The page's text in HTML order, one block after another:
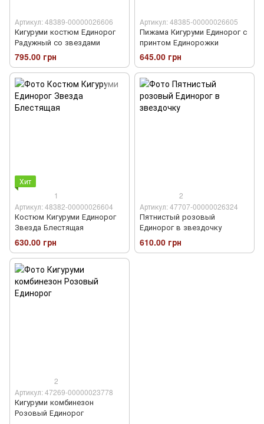
Артикул: 48389-00000026606
Кигуруми костюм Единорог
Радужный со звездами
795.00 грн
Артикул: 48385-00000026605
Пижама Кигуруми Единорог с
принтом Единорожки
645.00 грн
Хит
1
Артикул: 48382-00000026604
Костюм Кигуруми Единорог
Звезда Блестящая
630.00 грн
2
Артикул: 47707-00000026324
Пятнистый розовый
Единорог в звездочку
610.00 грн
2
Артикул: 47269-00000023778
Кигуруми комбинезон
Розовый Единорог